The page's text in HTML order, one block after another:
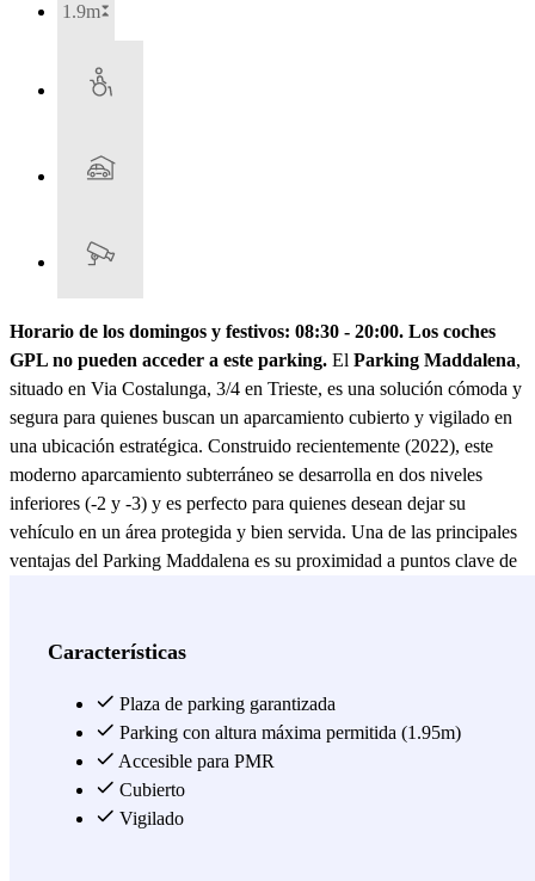
1.9m
Horario de los domingos y festivos: 08:30 - 20:00. Los coches
GPL no pueden acceder a este parking. El Parking Maddalena,
situado en Via Costalunga, 3/4 en Trieste, es una solución cómoda y
segura para quienes buscan un aparcamiento cubierto y vigilado en
una ubicación estratégica. Construido recientemente (2022), este
moderno aparcamiento subterráneo se desarrolla en dos niveles
inferiores (-2 y -3) y es perfecto para quienes desean dejar su
vehículo en un área protegida y bien servida. Una de las principales
ventajas del Parking Maddalena es su proximidad a puntos clave de
que hace de este aparcamiento una opción ideal para quienes tienen
dell'Istria permiten un acceso rápido y cómodo a la zona
circundante. Además del hospital, el aparcamiento está cerca de
varios lugares de interés: - Centro histórico de Trieste, accesible en
transporte público. - Universidad de Trieste, un importante centro
académico de la ciudad. - Puerto de Trieste, ideal para quienes
Características
Plaza de parking garantizada
Parking con altura máxima permitida (1.95m)
Accesible para PMR
Cubierto
Vigilado